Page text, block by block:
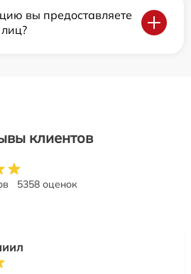
вы предоставляете
клиентов
5358 оценок